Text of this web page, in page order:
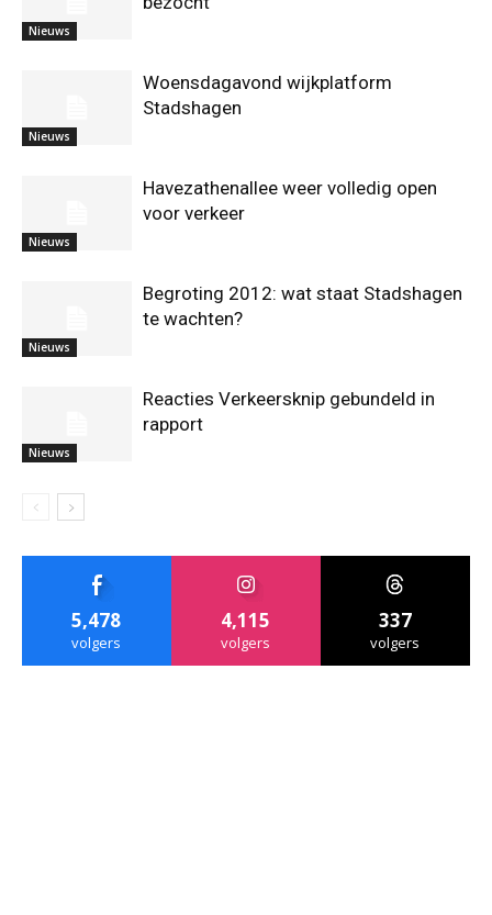
Nieuws
Nieuws
Woensdagavond wijkplatform
Stadshagen
Nieuws
Havezathenallee weer volledig open
voor verkeer
Nieuws
Begroting 2012: wat staat Stadshagen
te wachten?
Nieuws
Reacties Verkeersknip gebundeld in
rapport
5,478
volgers
4,115
volgers
337
volgers